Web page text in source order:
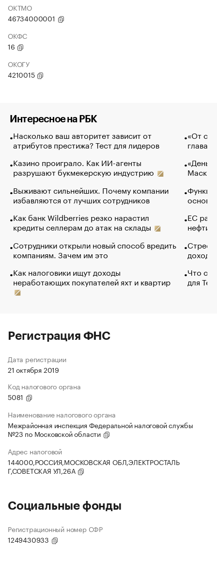
ОКТМО
46734000001
ОКФС
16
ОКОГУ
4210015
Интересное на РБК
Насколько ваш авторитет зависит от
атрибутов престижа? Тест для лидеров
Казино проиграло. Как ИИ-агенты
разрушают букмекерскую индустрию
Выживают сильнейших. Почему компании
избавляются от лучших сотрудников
Как банк Wildberries резко нарастил
кредиты селлерам до атак на склады
Сотрудники открыли новый способ вредить
компаниям. Зачем им это
Как налоговики ищут доходы
неработающих покупателей яхт и квартир
«От
глава
Маск в
основ
ЕС
нефти
Что
для
Регистрация ФНС
Дата регистрации
21 октября 2019
Код налогового органа
5081
Наименование налогового органа
Межрайонная инспекция Федеральной налоговой службы
№23 по Московской области
Адрес налоговой
144000,РОССИЯ,МОСКОВСКАЯ ОБЛ,ЭЛЕКТРОСТАЛЬ
Г,СОВЕТСКАЯ УЛ,26А
Социальные фонды
Регистрационный номер СФР
1249430933